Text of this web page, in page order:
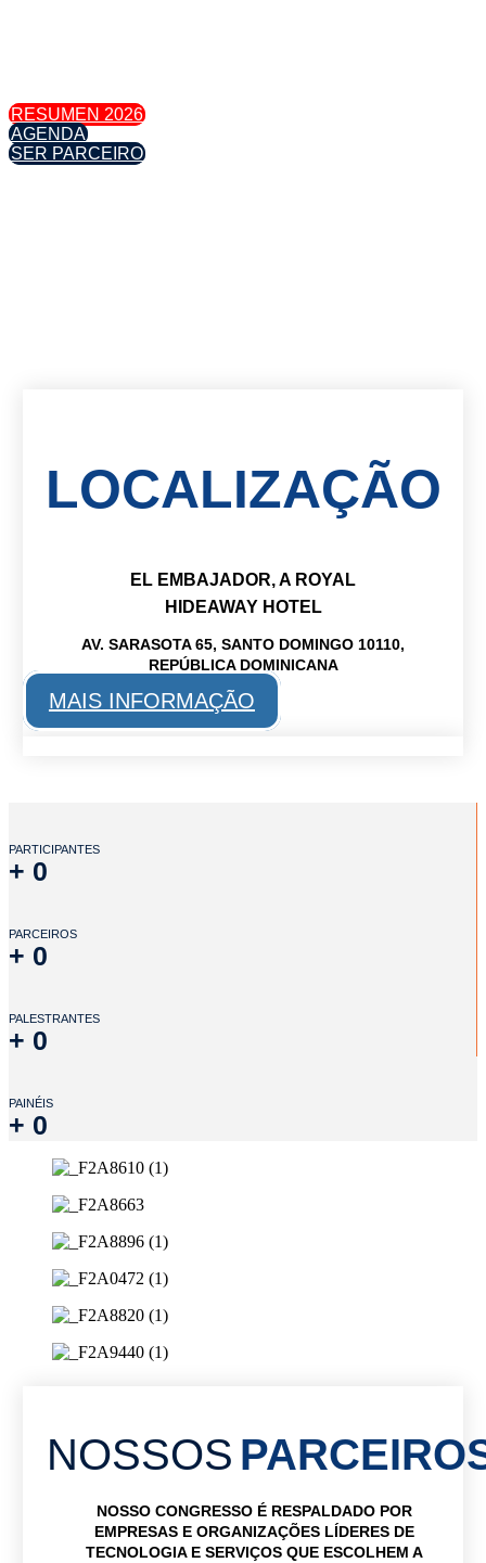
RESUMEN 2026
AGENDA
SER PARCEIRO
LOCALIZAÇÃO
EL EMBAJADOR, A ROYAL
HIDEAWAY HOTEL
AV. SARASOTA 65, SANTO DOMINGO 10110,
REPÚBLICA DOMINICANA
MAIS INFORMAÇÃO
PARTICIPANTES
+ 0
PARCEIROS
+ 0
PALESTRANTES
+ 0
PAINÉIS
+ 0
NOSSOS
NOSSO CONGRESSO É RESPALDADO POR
EMPRESAS E ORGANIZAÇÕES LÍDERES DE
TECNOLOGIA E SERVIÇOS QUE ESCOLHEM A